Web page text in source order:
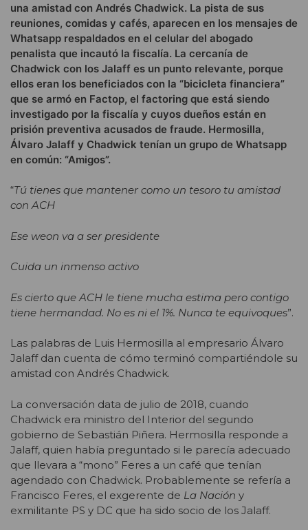
una amistad con Andrés Chadwick. La pista de sus
reuniones, comidas y cafés, aparecen en los mensajes de
Whatsapp respaldados en el celular del abogado
penalista que incautó la fiscalía. La cercanía de
Chadwick con los Jalaff es un punto relevante, porque
ellos eran los beneficiados con la “bicicleta financiera”
que se armó en Factop, el factoring que está siendo
investigado por la fiscalía y cuyos dueños están en
prisión preventiva acusados de fraude. Hermosilla,
Álvaro Jalaff y Chadwick tenían un grupo de Whatsapp
en común: “Amigos”.
“Tú tienes que mantener como un tesoro tu amistad
con ACH
Ese weon va a ser presidente
Cuida un inmenso activo
Es cierto que ACH le tiene mucha estima pero contigo
tiene hermandad. No es ni el 1%. Nunca te equivoques”.
Las palabras de Luis Hermosilla al empresario Álvaro
Jalaff dan cuenta de cómo terminó compartiéndole su
amistad con Andrés Chadwick.
La conversación data de julio de 2018, cuando
Chadwick era ministro del Interior del segundo
gobierno de Sebastián Piñera. Hermosilla responde a
Jalaff, quien había preguntado si le parecía adecuado
que llevara a “mono” Feres a un café que tenían
agendado con Chadwick. Probablemente se refería a
Francisco Feres, el exgerente de La Nación y
exmilitante PS y DC que ha sido socio de los Jalaff.